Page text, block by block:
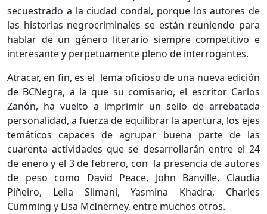
secuestrado a la ciudad condal, porque los autores de
las historias negrocriminales se están reuniendo para
hablar de un género literario siempre competitivo e
interesante y perpetuamente pleno de interrogantes.
Atracar, en fin, es el lema oficioso de una nueva edición
de BCNegra, a la que su comisario, el escritor Carlos
Zanón, ha vuelto a imprimir un sello de arrebatada
personalidad, a fuerza de equilibrar la apertura, los ejes
temáticos capaces de agrupar buena parte de las
cuarenta actividades que se desarrollarán entre el 24
de enero y el 3 de febrero, con la presencia de autores
de peso como David Peace, John Banville, Claudia
Piñeiro, Leila Slimani, Yasmina Khadra, Charles
Cumming y Lisa McInerney, entre muchos otros.